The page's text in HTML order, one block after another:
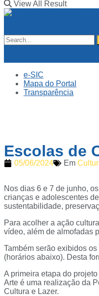
View All Result
e-SIC
Mapa do Portal
Transparência
Escolas de
05/06/2024 Em
Nos dias 6 e 7 de junho,
crianças e adolescentes
sustentabilidade,
Para acolher a ação
vídeo, além de almofadas
Também serão exibidos
(horários abaixo). Desta
A primeira etapa do
Arte é uma realização da
Cultura e Lazer.